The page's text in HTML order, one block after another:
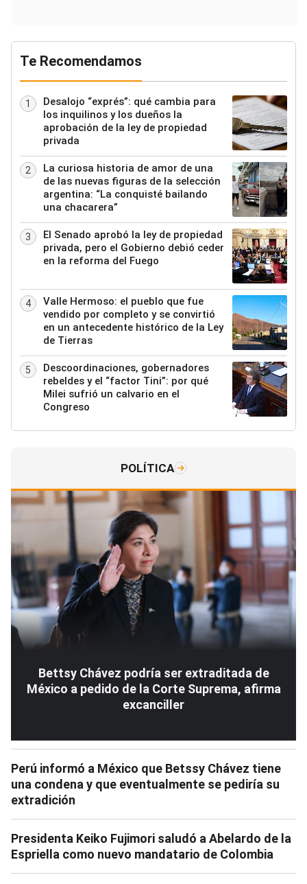
Te Recomendamos
1
Desalojo “exprés”: qué cambia para
los inquilinos y los dueños la
aprobación de la ley de propiedad
privada
2
La curiosa historia de amor de una
de las nuevas figuras de la selección
argentina: “La conquisté bailando
una chacarera”
3
El Senado aprobó la ley de propiedad
privada, pero el Gobierno debió ceder
en la reforma del Fuego
4
Valle Hermoso: el pueblo que fue
vendido por completo y se convirtió
en un antecedente histórico de la Ley
de Tierras
5
Descoordinaciones, gobernadores
rebeldes y el “factor Tini”: por qué
Milei sufrió un calvario en el
Congreso
POLÍTICA
Bettsy Chávez podría ser extraditada de
México a pedido de la Corte Suprema, afirma
excanciller
Perú informó a México que Betssy Chávez tiene
una condena y que eventualmente se pediría su
extradición
Presidenta Keiko Fujimori saludó a Abelardo de la
Espriella como nuevo mandatario de Colombia